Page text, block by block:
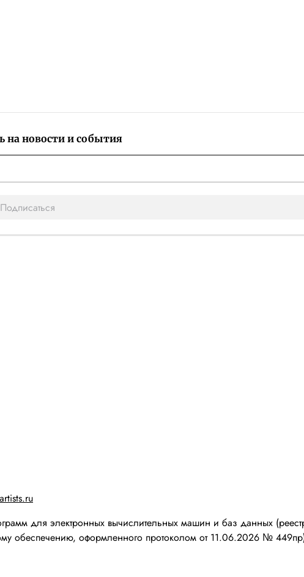
на новости и события
Подписаться
для электронных вычислительных машин и баз данных
обеспечению, оформленного протоколом от 11.06.2026 №